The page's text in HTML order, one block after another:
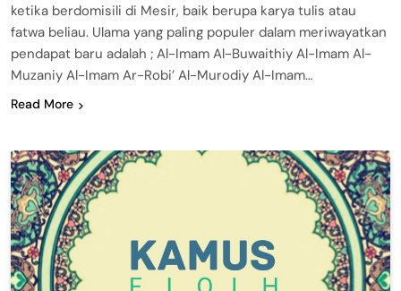
ketika berdomisili di Mesir, baik berupa karya tulis atau
fatwa beliau. Ulama yang paling populer dalam meriwayatkan
pendapat baru adalah ; Al-Imam Al-Buwaithiy Al-Imam Al-
Muzaniy Al-Imam Ar-Robi’ Al-Murodiy Al-Imam…
Read More